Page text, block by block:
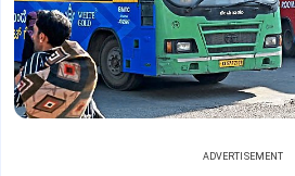
ADVERTISEMENT